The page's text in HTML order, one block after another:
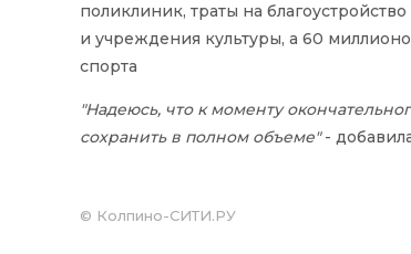
поликлиник, траты на
и учреждения культуры, а 60
спорта
"Надеюсь, что к моменту
сохранить в полном объеме"-
© Колпино-СИТИ.РУ